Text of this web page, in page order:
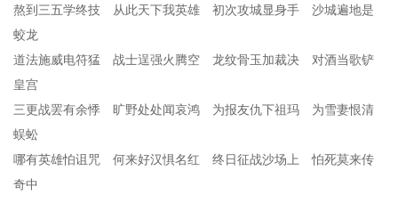
熬到三五学终技 从此天下我英雄 初次攻城显身手 沙城遍地是
蛟龙
道法施威电符猛 战士逞强火腾空 龙纹骨玉加裁决 对酒当歌铲
皇宫
三更战罢有余悸 旷野处处闻哀鸿 为报友仇下祖玛 为雪妻恨清
蜈蚣
哪有英雄怕诅咒 何来好汉惧名红 终日征战沙场上 怕死莫来传
奇中